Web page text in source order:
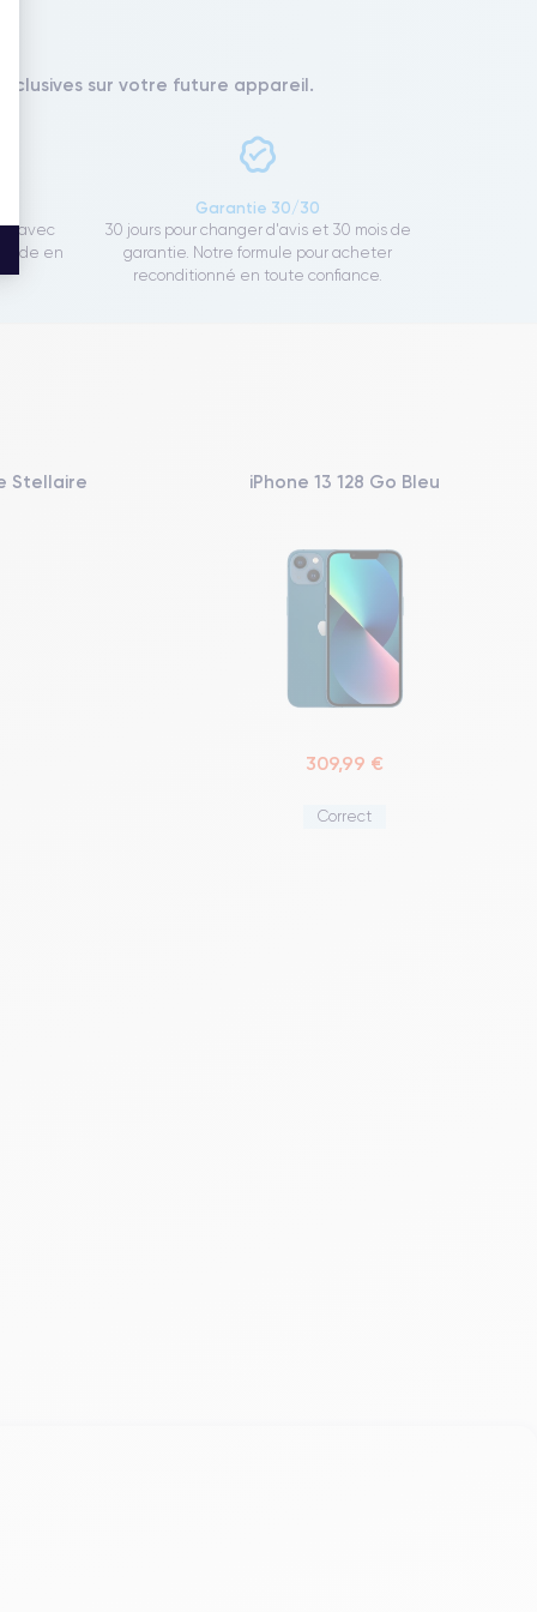
sur votre future appareil.
avec
en
Garantie 30/30
30 jours pour changer d'avis et 30 mois de
garantie. Notre formule pour acheter
reconditionné en toute confiance.
Stellaire iPhone 13 128 Go Bleu
309,99 €
Correct